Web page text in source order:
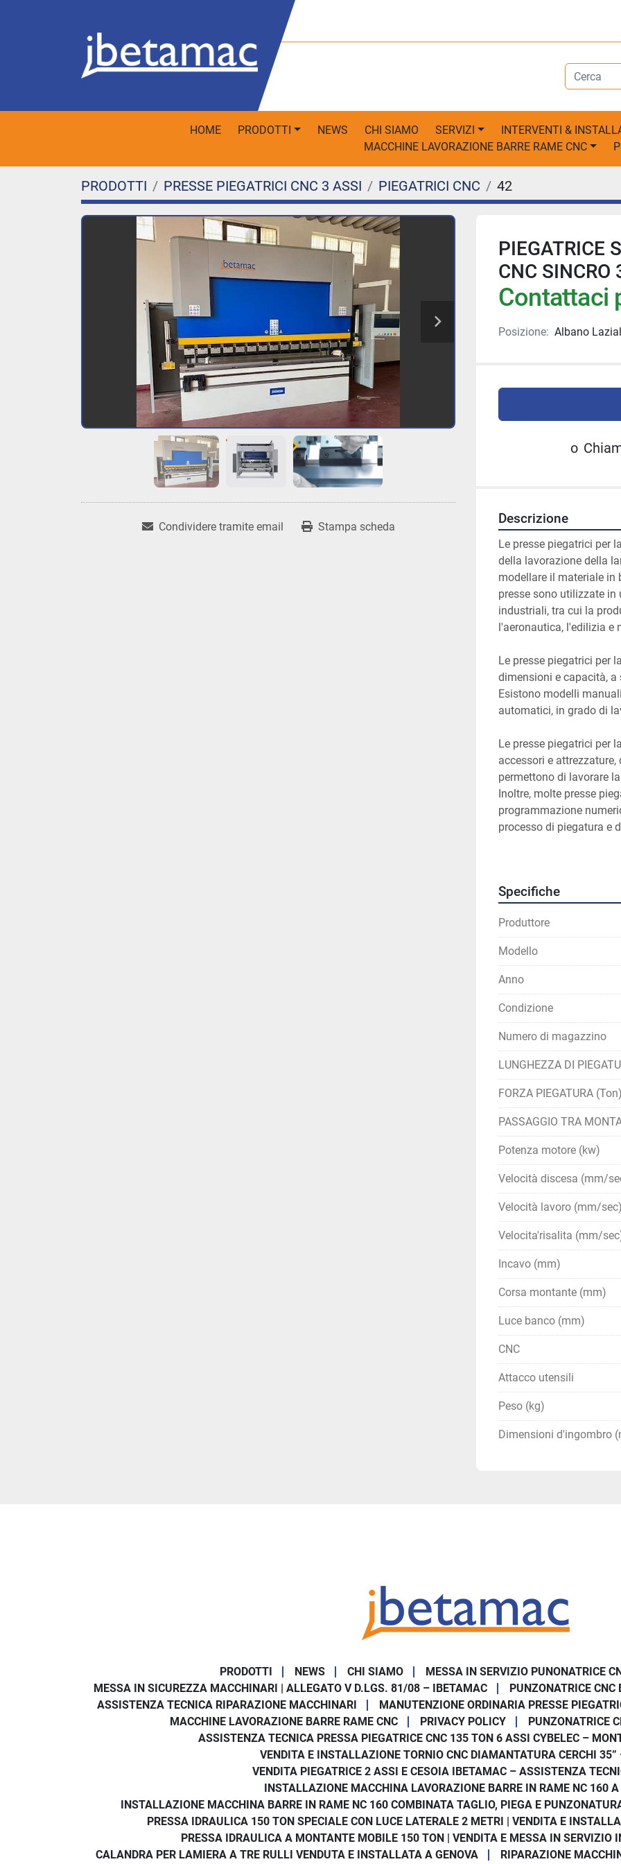
HOME PRODOTTI NEWS CHI SIAMO SERVIZI INTERVENTI &
MACCHINE LAVORAZIONE BARRE RAME CNC
PRODOTTI PRESSE PIEGATRICI CNC 3 ASSI PIEGATRICI CNC 42
Condividere tramite email Stampa scheda
PIEGATRICE
CNC
Contattaci
Posizione: Albano
o
Descrizione
Le presse piegatrici per
della lavorazione della
modellare il materiale in
presse sono utilizzate
industriali, tra cui la
l'aeronautica, l'edilizia e
Le presse piegatrici per
dimensioni e capacità, a
Esistono modelli
automatici, in grado di
Le presse piegatrici per
accessori e
permettono di lavorare
Inoltre, molte presse
programmazione
processo di piegatura e
lavorazione della
CINQUE PUNTI SU
Come impostare
impostare la
freno superiore e
di lamiera e
Sicurezza: la
una pressa
dispositivi di
antiscivolo.
perfettamente
Posizionamento
assicurati che la
pressa
modo che il
piegatura.
Piega la lamiera:
Imposta la
per iniziare la
durante la
Controllo della
di lamiera
che richieste e
contrario, ripeti la
Specifiche
Produttore
Modello
Anno
Condizione
Numero di magazzino
LUNGHEZZA DI
FORZA PIEGATURA (Ton)
PASSAGGIO TRA
Potenza motore (kw)
Velocità discesa (mm/
Velocità lavoro (mm/sec)
Velocita'risalita (mm/
Incavo (mm)
Corsa montante (mm)
Luce banco (mm)
CNC
Attacco utensili
Peso (kg)
Dimensioni d'ingombro
PRODOTTI NEWS CHI SIAMO
MESSA IN SERVIZIO PUNONATRICE
MESSA IN SICUREZZA MACCHINARI | ALLEGATO V D.LGS. 81/08 – IBETAMAC
PUNZONATRICE
ASSISTENZA TECNICA RIPARAZIONE MACCHINARI
MANUTENZIONE ORDINARIA PRESSE
MACCHINE LAVORAZIONE BARRE RAME CNC
PRIVACY POLICY
PUNZONATRICE
ASSISTENZA TECNICA PRESSA PIEGATRICE CNC 135 TON 6 ASSI CYBELEC –
VENDITA E INSTALLAZIONE TORNIO CNC DIAMANTATURA CERCHI 35”
VENDITA PIEGATRICE 2 ASSI E CESOIA IBETAMAC – ASSISTENZA
INSTALLAZIONE MACCHINA LAVORAZIONE BARRE IN RAME NC 160 A
INSTALLAZIONE MACCHINA BARRE IN RAME NC 160 COMBINATA TAGLIO, PIEGA E
PRESSA IDRAULICA 150 TON SPECIALE CON LUCE LATERALE 2 METRI | VENDITA E
PRESSA IDRAULICA A MONTANTE MOBILE 150 TON | VENDITA E MESSA IN SERVIZIO
CALANDRA PER LAMIERA A TRE RULLI VENDUTA E INSTALLATA A GENOVA
RIPARAZIONE